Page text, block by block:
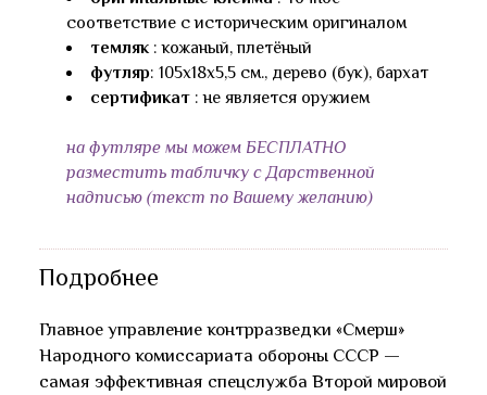
соответствие c историческим оригиналом
темляк : кожаный, плетёный
футляр: 105х18х5,5 см., дерево (бук), бархат
сертификат : не является оружием
на футляре мы можем БЕСПЛАТНО
разместить табличку с Дарственной
надписью (текст по Вашему желанию)
Подробнее
Главное управление контрразведки «Смерш»
Народного комиссариата обороны СССР —
самая эффективная спецслужба Второй мировой